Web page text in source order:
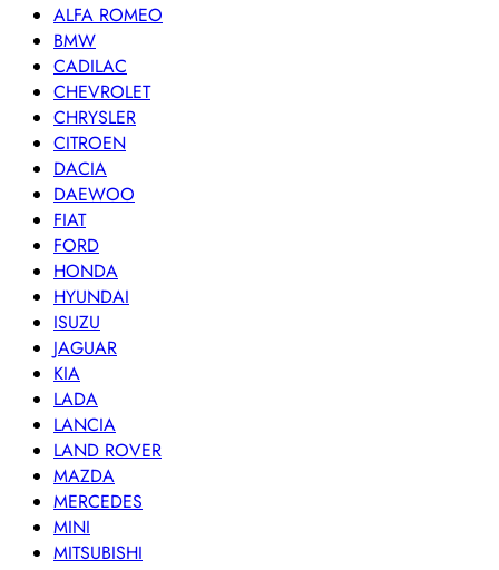
ALFA ROMEO
BMW
CADILAC
CHEVROLET
CHRYSLER
CITROEN
DACIA
DAEWOO
FIAT
FORD
HONDA
HYUNDAI
ISUZU
JAGUAR
KIA
LADA
LANCIA
LAND ROVER
MAZDA
MERCEDES
MINI
MITSUBISHI